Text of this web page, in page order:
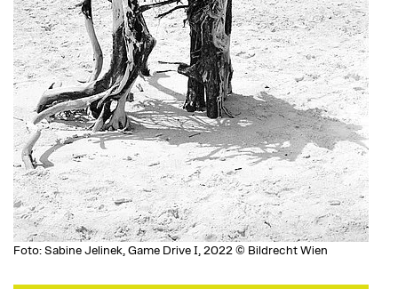
Foto: Sabine Jelinek, Game Drive I, 2022 © Bildrecht Wien